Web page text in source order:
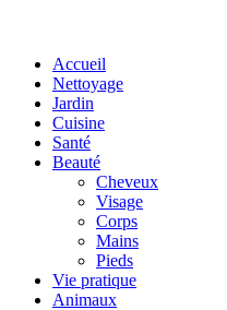
Accueil
Nettoyage
Jardin
Cuisine
Santé
Beauté
Cheveux
Visage
Corps
Mains
Pieds
Vie pratique
Animaux